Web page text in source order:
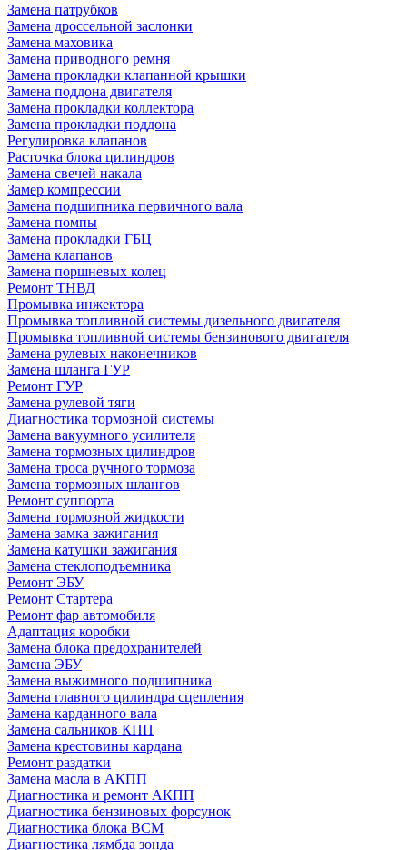
Замена патрубков
Замена дроссельной заслонки
Замена маховика
Замена приводного ремня
Замена прокладки клапанной крышки
Замена поддона двигателя
Замена прокладки коллектора
Замена прокладки поддона
Регулировка клапанов
Расточка блока цилиндров
Замена свечей накала
Замер компрессии
Замена подшипника первичного вала
Замена помпы
Замена прокладки ГБЦ
Замена клапанов
Замена поршневых колец
Ремонт ТНВД
Промывка инжектора
Промывка топливной системы дизельного двигателя
Промывка топливной системы бензинового двигателя
Замена рулевых наконечников
Замена шланга ГУР
Ремонт ГУР
Замена рулевой тяги
Диагностика тормозной системы
Замена вакуумного усилителя
Замена тормозных цилиндров
Замена троса ручного тормоза
Замена тормозных шлангов
Ремонт суппорта
Замена тормозной жидкости
Замена замка зажигания
Замена катушки зажигания
Замена стеклоподъемника
Ремонт ЭБУ
Ремонт Стартера
Ремонт фар автомобиля
Адаптация коробки
Замена блока предохранителей
Замена ЭБУ
Замена выжимного подшипника
Замена главного цилиндра сцепления
Замена карданного вала
Замена сальников КПП
Замена крестовины кардана
Ремонт раздатки
Замена масла в АКПП
Диагностика и ремонт АКПП
Диагностика бензиновых форсунок
Диагностика блока BCM
Диагностика лямбда зонда